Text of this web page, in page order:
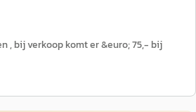
, bij verkoop komt er &euro; 75,- bij